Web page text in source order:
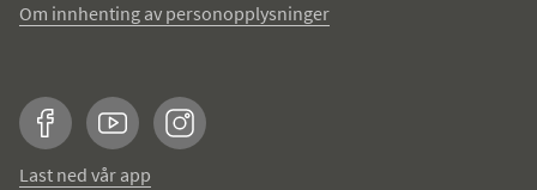
Om innhenting av personopplysninger
FacebookYouTubeInstagram
Last ned vår app